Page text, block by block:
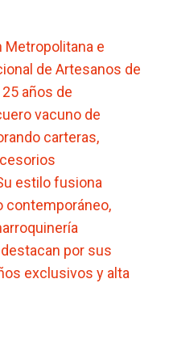
Metropolitana e
de Artesanos de
años de
vacuno de
carteras,
estilo fusiona
contemporáneo,
por sus
exclusivos y alta